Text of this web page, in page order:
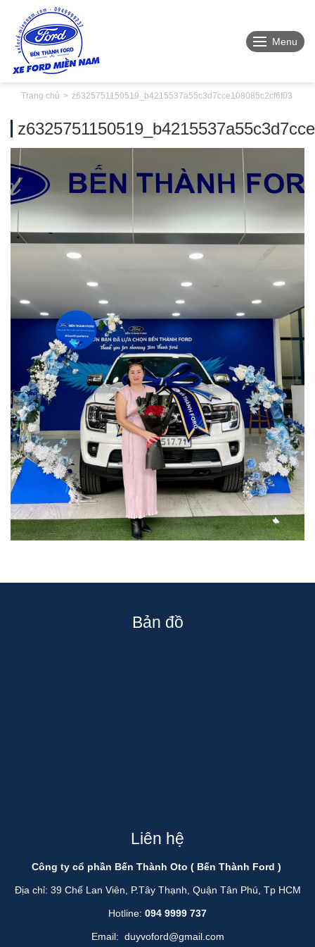
Menu
Trang chủ z6325751150519_b4215537a55c3d7cce108085c2cf6f03
Bản đồ
Liên hệ
Công ty cổ phần Bến Thành Oto ( Bến Thành Ford )
Địa chỉ: 39 Chế Lan Viên, P.Tây Thạnh, Quận Tân Phú, Tp HCM
Hotline: 094 9999 737
Email: duyvoford@gmail.com